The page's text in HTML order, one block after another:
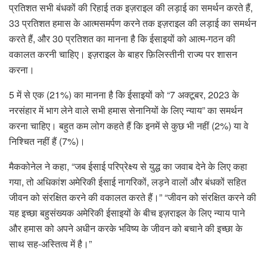
प्रतिशत सभी बंधकों की रिहाई तक इज़राइल की लड़ाई का समर्थन करते हैं,
33 प्रतिशत हमास के आत्मसमर्पण करने तक इज़राइल की लड़ाई का समर्थन
करते हैं, और 30 प्रतिशत का मानना ​​​​है कि ईसाइयों को आत्म-गठन की
वकालत करनी चाहिए। इज़राइल के बाहर फ़िलिस्तीनी राज्य पर शासन
करना।
5 में से एक (21%) का मानना ​​है कि ईसाइयों को “7 अक्टूबर, 2023 के
नरसंहार में भाग लेने वाले सभी हमास सेनानियों के लिए न्याय” का समर्थन
करना चाहिए। बहुत कम लोग कहते हैं कि इनमें से कुछ भी नहीं (2%) या वे
निश्चित नहीं हैं (7%)।
मैककोनेल ने कहा, “जब ईसाई परिप्रेक्ष्य से युद्ध का जवाब देने के लिए कहा
गया, तो अधिकांश अमेरिकी ईसाई नागरिकों, लड़ने वालों और बंधकों सहित
जीवन को संरक्षित करने की वकालत करते हैं।” “जीवन को संरक्षित करने की
यह इच्छा बहुसंख्यक अमेरिकी ईसाइयों के बीच इज़राइल के लिए न्याय पाने
और हमास को अपने अधीन करके भविष्य के जीवन को बचाने की इच्छा के
साथ सह-अस्तित्व में है।”